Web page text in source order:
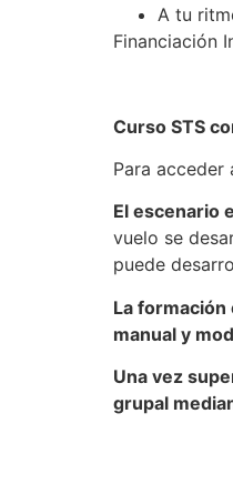
A tu
Financiación
Curso STS
Para acceder
El escenario
vuelo se
puede
La formación
manual y
Una vez
grupal